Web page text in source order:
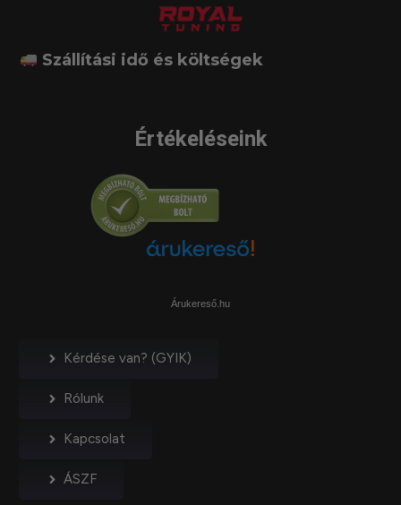
Szállítási idő és költségek
Értékeléseink
Árukereső.hu
Kérdése van? (GYIK)
Rólunk
Kapcsolat
ÁSZF